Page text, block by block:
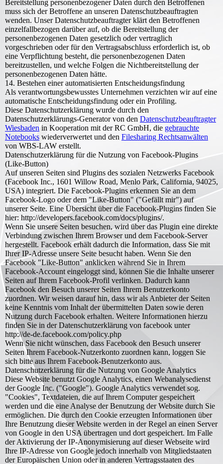
Bereitstellung personenbezogener Daten durch den Betroffenen
muss sich der Betroffene an unseren Datenschutzbeauftragten
wenden. Unser Datenschutzbeauftragter klärt den Betroffenen
einzelfallbezogen darüber auf, ob die Bereitstellung der
personenbezogenen Daten gesetzlich oder vertraglich
vorgeschrieben oder für den Vertragsabschluss erforderlich ist, ob
eine Verpflichtung besteht, die personenbezogenen Daten
bereitzustellen, und welche Folgen die Nichtbereitstellung der
personenbezogenen Daten hätte.
14. Bestehen einer automatisierten Entscheidungsfindung
Als verantwortungsbewusstes Unternehmen verzichten wir auf eine
automatische Entscheidungsfindung oder ein Profiling.
Diese Datenschutzerklärung wurde durch den
Datenschutzerklärungs-Generator von den Datenschutzbeauftragter
Wiesbaden in Kooperation mit der RC GmbH, die gebrauchte
Notebooks wiederverwertet und den Filesharing Rechtsanwälten
von WBS-LAW erstellt.
Datenschutzerklärung für die Nutzung von Facebook-Plugins
(Like-Button)
Auf unseren Seiten sind Plugins des sozialen Netzwerks Facebook
(Facebook Inc., 1601 Willow Road, Menlo Park, California, 94025,
USA) integriert. Die Facebook-Plugins erkennen Sie an dem
Facebook-Logo oder dem "Like-Button" ("Gefällt mir") auf
unserer Seite. Eine Übersicht über die Facebook-Plugins finden Sie
hier: http://developers.facebook.com/docs/plugins/.
Wenn Sie unsere Seiten besuchen, wird über das Plugin eine direkte
Verbindung zwischen Ihrem Browser und dem Facebook-Server
hergestellt. Facebook erhält dadurch die Information, dass Sie mit
Ihrer IP-Adresse unsere Seite besucht haben. Wenn Sie den
Facebook "Like-Button" anklicken während Sie in Ihrem
Facebook-Account eingeloggt sind, können Sie die Inhalte unserer
Seiten auf Ihrem Facebook-Profil verlinken. Dadurch kann
Facebook den Besuch unserer Seiten Ihrem Benutzerkonto
zuordnen. Wir weisen darauf hin, dass wir als Anbieter der Seiten
keine Kenntnis vom Inhalt der übermittelten Daten sowie deren
Nutzung durch Facebook erhalten. Weitere Informationen hierzu
finden Sie in der Datenschutzerklärung von facebook unter
http://de-de.facebook.com/policy.php
Wenn Sie nicht wünschen, dass Facebook den Besuch unserer
Seiten Ihrem Facebook-Nutzerkonto zuordnen kann, loggen Sie
sich bitte aus Ihrem Facebook-Benutzerkonto aus.
Datenschutzerklärung für die Nutzung von Google Analytics
Diese Website benutzt Google Analytics, einen Webanalysedienst
der Google Inc. ("Google"). Google Analytics verwendet sog.
"Cookies", Textdateien, die auf Ihrem Computer gespeichert
werden und die eine Analyse der Benutzung der Website durch Sie
ermöglichen. Die durch den Cookie erzeugten Informationen über
Ihre Benutzung dieser Website werden in der Regel an einen Server
von Google in den USA übertragen und dort gespeichert. Im Falle
der Aktivierung der IP-Anonymisierung auf dieser Webseite wird
Ihre IP-Adresse von Google jedoch innerhalb von Mitgliedstaaten
der Europäischen Union oder in anderen Vertragsstaaten des